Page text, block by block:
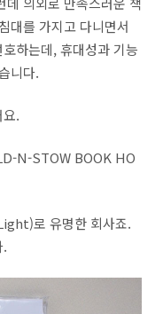
대를 가지고 다니면서
하는데, 휴대성과 기능
니다.
.
N-STOW BOOK HO
로 유명한 회사죠.
.